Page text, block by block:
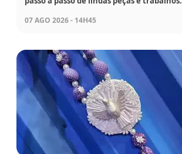
07 AGO 2026 - 14H45